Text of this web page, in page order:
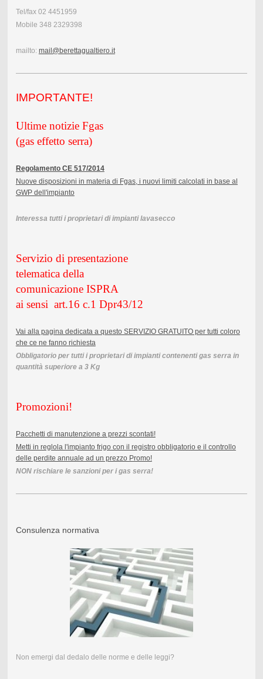
Tel/fax 02 4451959
Mobile 348 2329398
mailto: mail@berettagualtiero.it
IMPORTANTE!
Ultime notizie Fgas
(gas effetto serra)
Regolamento CE 517/2014
Nuove disposizioni in materia di Fgas, i nuovi limiti calcolati in base al
GWP dell'impianto
Interessa tutti i proprietari di impianti lavasecco
Servizio di presentazione
telematica della
comunicazione ISPRA
ai sensi art.16 c.1 Dpr43/12
Vai alla pagina dedicata a questo SERVIZIO GRATUITO per tutti coloro
che ce ne fanno richiesta
Obbligatorio per tutti i proprietari di impianti contenenti gas serra in
quantità superiore a 3 Kg
Promozioni!
Pacchetti di manutenzione a prezzi scontati!
Metti in reglola l'impianto frigo con il registro obbligatorio e il controllo
delle perdite annuale ad un prezzo Promo!
NON rischiare le sanzioni per i gas serra!
Consulenza normativa
Non emergi dal dedalo delle norme e delle leggi?